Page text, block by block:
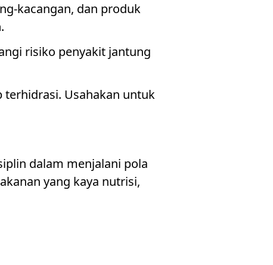
kacangan, dan produk
risiko penyakit jantung
Usahakan untuk
dalam menjalani pola
yang kaya nutrisi,